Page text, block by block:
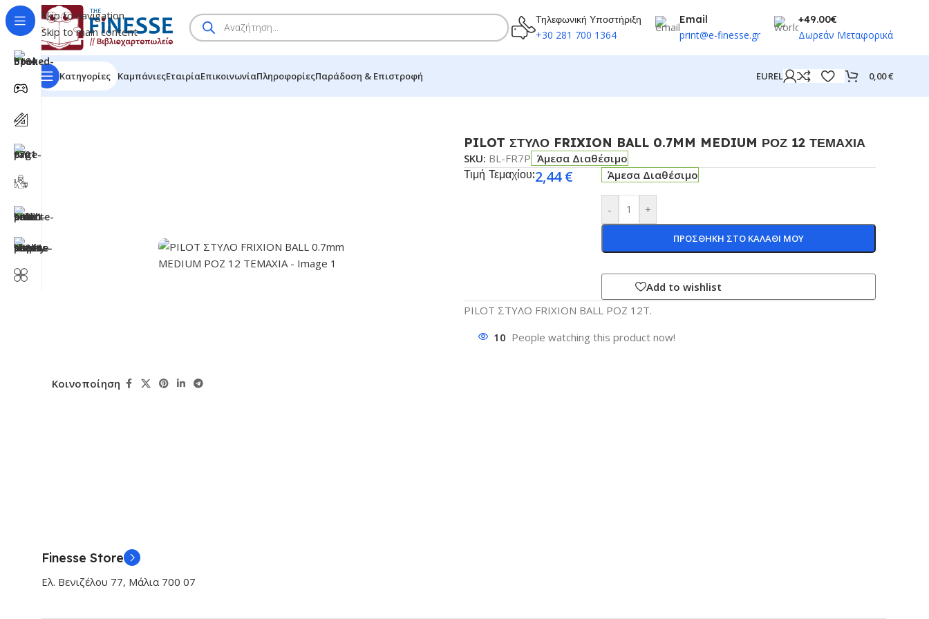
Skip to navigation
Skip to main content
Τηλεφωνική Υποστήριξη
+30 281 700 1364
Email
print@e-finesse.gr
+49.00€
Δωρεάν Μεταφορικά
Κατηγορίες ΚαμπάνιεςΕταιρίαΕπικοινωνίαΠληροφορίεςΠαράδοση & Επιστροφή EUREL 0,00€
HOME/SHOP
Κοινοποίηση
PILOT ΣΤΥΛΟ FRIXION BALL 0.7MM MEDIUM ΡΟΖ 12 ΤΕΜΑΧΙΑ
SKU: BL-FR7P Άμεσα Διαθέσιμο
Τιμή Τεμαχίου:2,44€ Άμεσα Διαθέσιμο
- +
ΠΡΟΣΘΗΚΗ ΣΤΟ ΚΑΛΑΘΙ ΜΟΥ
Add to wishlist
PILOT ΣΤΥΛΟ FRIXION BALL ΡΟΖ 12Τ.
10 People watching this product now!
Finesse Store
Ελ. Βενιζέλου 77, Μάλια 700 07